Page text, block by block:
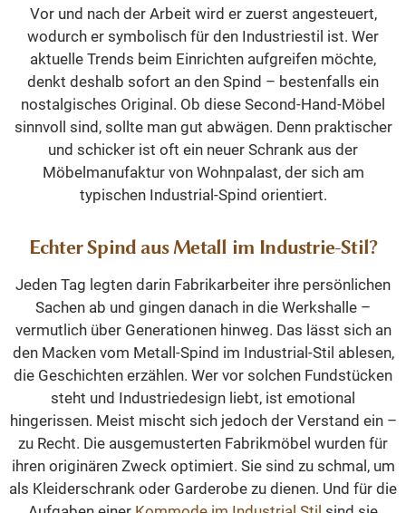
Vor und nach der Arbeit wird er zuerst angesteuert,
wodurch er symbolisch für den Industriestil ist. Wer
aktuelle Trends beim Einrichten aufgreifen möchte,
denkt deshalb sofort an den Spind – bestenfalls ein
nostalgisches Original. Ob diese Second-Hand-Möbel
sinnvoll sind, sollte man gut abwägen. Denn praktischer
und schicker ist oft ein neuer Schrank aus der
Möbelmanufaktur von Wohnpalast, der sich am
typischen Industrial-Spind orientiert.
Echter Spind aus Metall im Industrie-Stil?
Jeden Tag legten darin Fabrikarbeiter ihre persönlichen
Sachen ab und gingen danach in die Werkshalle –
vermutlich über Generationen hinweg. Das lässt sich an
den Macken vom Metall-Spind im Industrial-Stil ablesen,
die Geschichten erzählen. Wer vor solchen Fundstücken
steht und Industriedesign liebt, ist emotional
hingerissen. Meist mischt sich jedoch der Verstand ein –
zu Recht. Die ausgemusterten Fabrikmöbel wurden für
ihren originären Zweck optimiert. Sie sind zu schmal, um
als Kleiderschrank oder Garderobe zu dienen. Und für die